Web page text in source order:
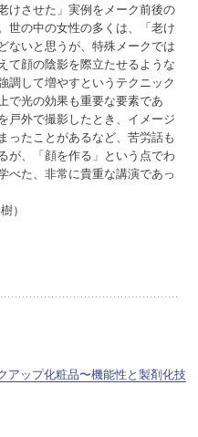
けさせた」実例をメーク前後の
世の中の女性の多くは、「老け
ないと思うが、特殊メークでは
て顔の陰影を際立たせるような
調して増やすというテクニック
で光の効果も重要な要素であ
戸外で撮影したとき、イメージ
ったことがあるなど、苦労話も
が、「顔を作る」という点でわ
べた、非常に貴重な講演であっ
）
アップ化粧品〜機能性と製剤化技